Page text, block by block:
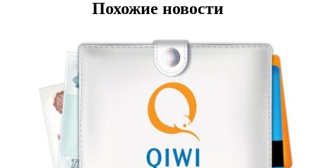
Похожие новости